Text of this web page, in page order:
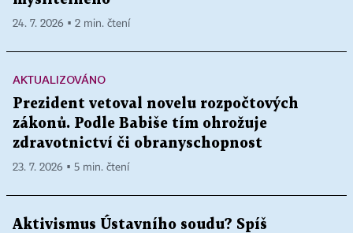
24. 7. 2026 ▪ 2 min. čtení
AKTUALIZOVÁNO
Prezident vetoval novelu rozpočtových
zákonů. Podle Babiše tím ohrožuje
zdravotnictví či obranyschopnost
23. 7. 2026 ▪ 5 min. čtení
Aktivismus Ústavního soudu? Spíš